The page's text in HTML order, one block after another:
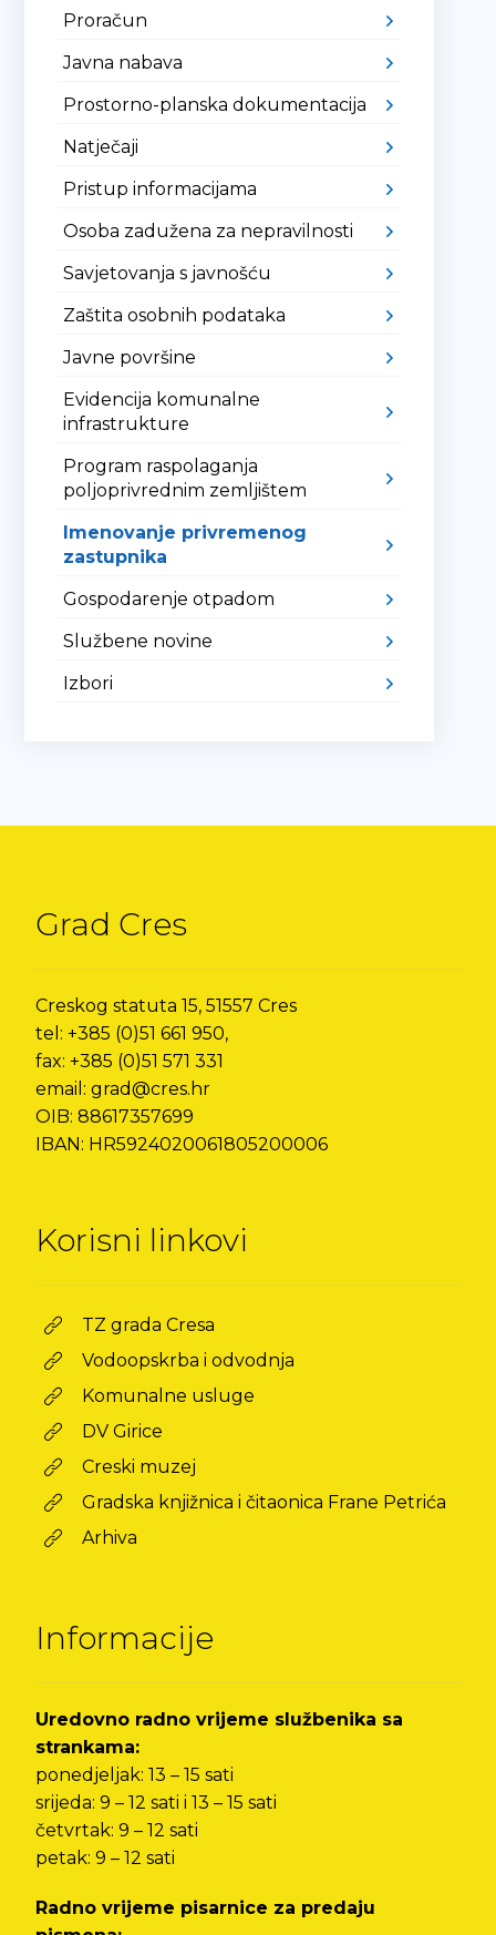
Proračun
Javna nabava
Prostorno-planska dokumentacija
Natječaji
Pristup informacijama
Osoba zadužena za nepravilnosti
Savjetovanja s javnošću
Zaštita osobnih podataka
Javne površine
Evidencija komunalne
infrastrukture
Program raspolaganja
poljoprivrednim zemljištem
Imenovanje privremenog
zastupnika
Gospodarenje otpadom
Službene novine
Izbori
Grad Cres
Creskog statuta 15, 51557 Cres
tel: +385 (0)51 661 950,
fax: +385 (0)51 571 331
email: grad@cres.hr
OIB: 88617357699
IBAN: HR5924020061805200006
Korisni linkovi
TZ grada Cresa
Vodoopskrba i odvodnja
Komunalne usluge
DV Girice
Creski muzej
Gradska knjižnica i čitaonica Frane Petrića
Arhiva
Informacije
Uredovno radno vrijeme službenika sa
strankama:
ponedjeljak: 13 – 15 sati
srijeda: 9 – 12 sati i 13 – 15 sati
četvrtak: 9 – 12 sati
petak: 9 – 12 sati
Radno vrijeme pisarnice za predaju